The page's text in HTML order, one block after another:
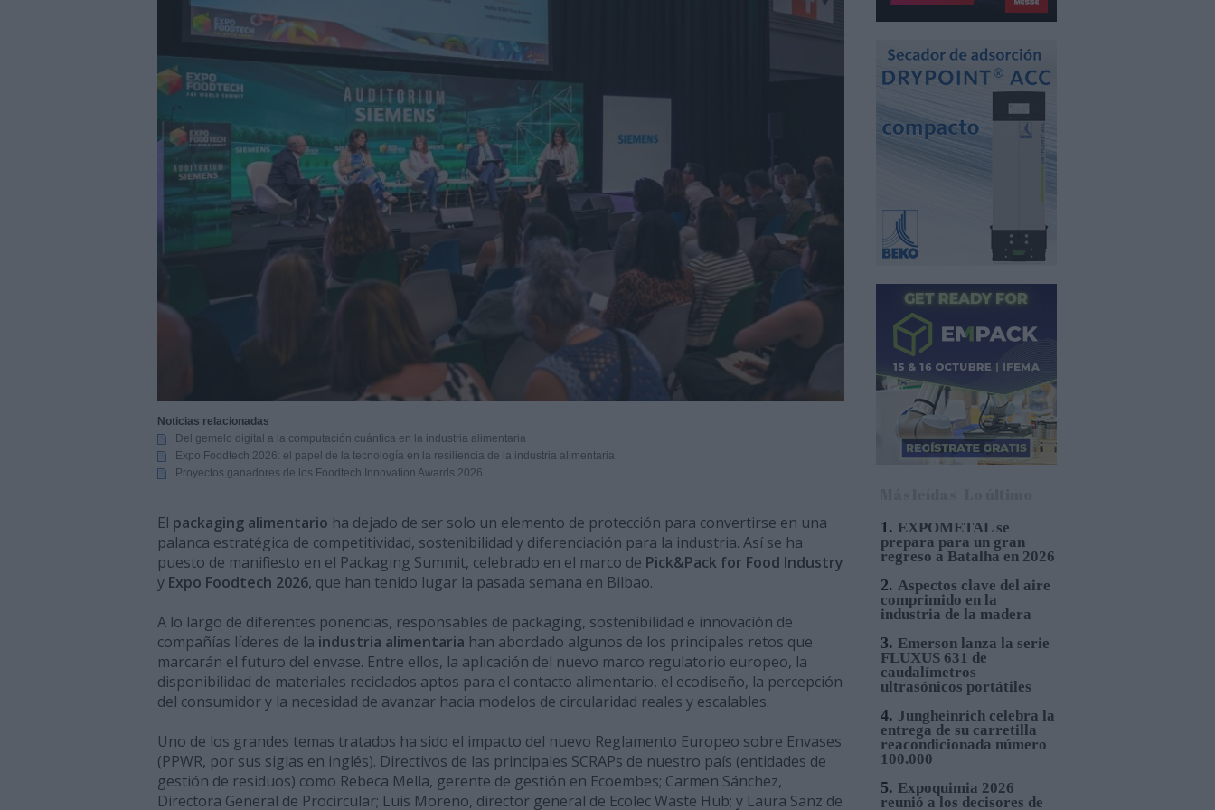
27/07/2026 | El MMH 2026 reunirá a expositores de una veintena de países de los cinco continentes
24/07/2026 Cómo digitalizar el mantenimiento para reducir averías y costes
24/07/2026 | Yaskawa presenta el nuevo robot de 6 ejes Motoman GP215L
23/07/2026 ELGi Compressors nombra a Nils Blanchard para acelerar el crecimiento sostenible en
Europa
| Cómo escalar producción sin multiplicar inventario, urgencias ni costes ocultos
22/07/2026 Burckhardt suministrará compresores de hidrógeno a alta presión a los países nórdicos
BeDIGITAL continúa acompañando a la industria en su transformación digital
21/07/2026 | BOGE presenta la nueva generación de Boosters SC
Jungheinrich automatiza el centro de distribución de Eisenhart Laeppché GmbH en
Noticias relacionadas
Del gemelo digital a la computación cuántica en la industria alimentaria
Expo Foodtech 2026: el papel de la tecnología en la resiliencia de la industria alimentaria
Proyectos ganadores de los Foodtech Innovation Awards 2026
El packaging alimentario ha dejado de ser solo un elemento de protección para convertirse en una
palanca estratégica de competitividad, sostenibilidad y diferenciación para la industria. Así se ha
puesto de manifiesto en el Packaging Summit, celebrado en el marco de Pick&Pack for Food Industry
y Expo Foodtech 2026, que han tenido lugar la pasada semana en Bilbao.
A lo largo de diferentes ponencias, responsables de packaging, sostenibilidad e innovación de
compañías líderes de la industria alimentaria han abordado algunos de los principales retos que
marcarán el futuro del envase. Entre ellos, la aplicación del nuevo marco regulatorio europeo, la
disponibilidad de materiales reciclados aptos para el contacto alimentario, el ecodiseño, la percepción
del consumidor y la necesidad de avanzar hacia modelos de circularidad reales y escalables.
Uno de los grandes temas tratados ha sido el impacto del nuevo Reglamento Europeo sobre Envases
(PPWR, por sus siglas en inglés). Directivos de las principales SCRAPs de nuestro país (entidades de
gestión de residuos) como Rebeca Mella, gerente de gestión en Ecoembes; Carmen Sánchez,
Directora General de Procircular; Luis Moreno, director general de Ecolec Waste Hub; y Laura Sanz de
1. EXPOMETAL se
prepara para un gran
regreso a Batalha en 2026
2. Aspectos clave del aire
comprimido en la
industria de la madera
3. Emerson lanza la serie
FLUXUS 631 de
caudalímetros
ultrasónicos portátiles
4. Jungheinrich celebra la
entrega de su carretilla
reacondicionada número
100.000
5. Expoquimia 2026
reunió a los decisores de